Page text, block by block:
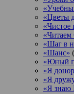
«Цветы
«Чистое
«Читаем
«Шаг в
«Шанс»
«Юный
«Я
«Я
«Я